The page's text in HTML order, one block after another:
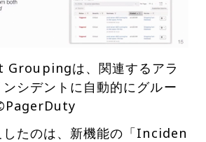
は、関連するアラ
シデントに自動的にグルー
したのは、新機能の「Inciden